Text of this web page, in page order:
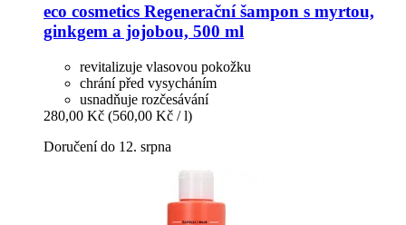
eco cosmetics Regenerační šampon s myrtou,
ginkgem a jojobou, 500 ml
revitalizuje vlasovou pokožku
chrání před vysycháním
usnadňuje rozčesávání
280,00 Kč (560,00 Kč / l)
Doručení do 12. srpna